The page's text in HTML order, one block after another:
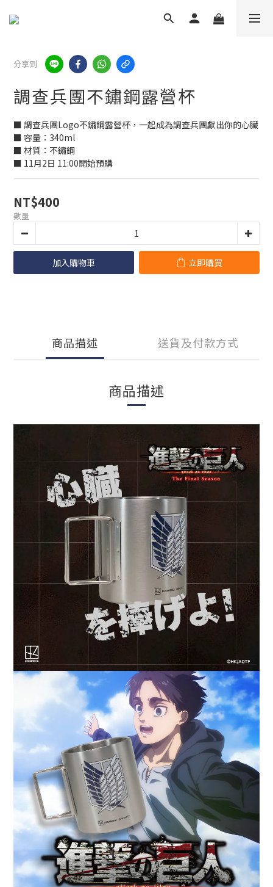
分享到
調查兵團不鏽鋼露營杯
■ 調查兵團Logo不鏽鋼露營杯，一起成為調查兵團獻出你的心臟
■ 容量：340ml
■ 材質：不鏽鋼
■ 11月2日 11:00開始預購
NT$400
數量
加入購物車 立即購買
商品描述 送貨及付款方式
商品描述